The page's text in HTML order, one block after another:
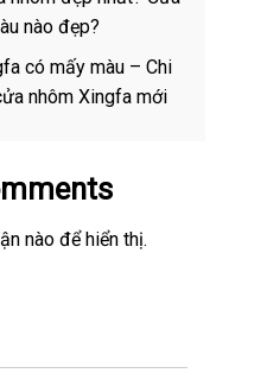
nào đẹp?
có mấy màu – Chi
nhôm Xingfa mới
nào để hiển thị.